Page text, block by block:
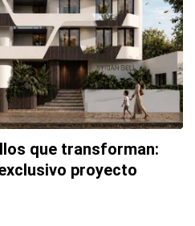
que transforman:
proyecto